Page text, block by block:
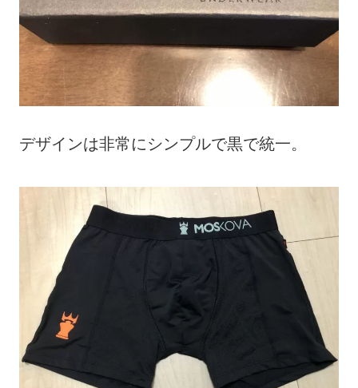
デザインは非常にシンプルで黒で統一。